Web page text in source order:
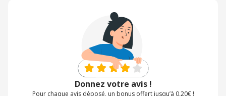
Donnez votre avis !
Pour chaque avis déposé, un bonus offert jusqu’à 0,20€ !